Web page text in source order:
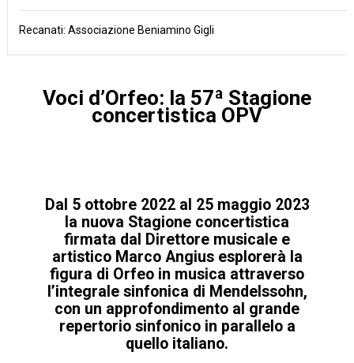
Recanati: Associazione Beniamino Gigli
Voci d’Orfeo: la 57ª Stagione
concertistica OPV
Dal 5 ottobre 2022 al 25 maggio 2023
la nuova Stagione concertistica
firmata dal Direttore musicale e
artistico Marco Angius esplorerà la
figura di Orfeo in musica attraverso
l’integrale sinfonica di Mendelssohn,
con un approfondimento al grande
repertorio sinfonico in parallel oa
quello italiano.